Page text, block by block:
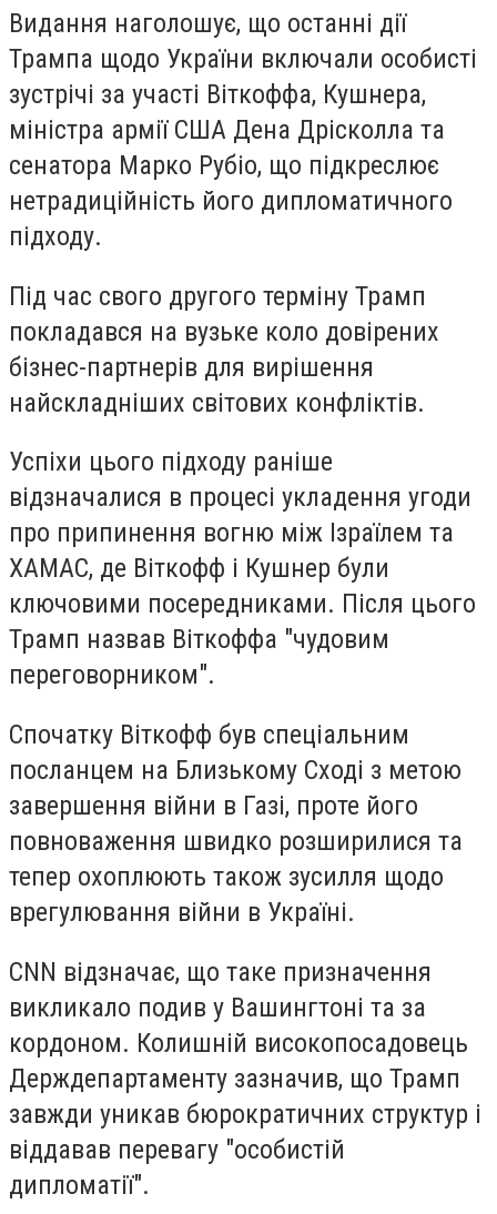
Видання наголошує, що останні дії
Трампа щодо України включали особисті
зустрічі за участі Віткоффа, Кушнера,
міністра армії США Дена Дрісколла та
сенатора Марко Рубіо, що підкреслює
нетрадиційність його дипломатичного
підходу.
Під час свого другого терміну Трамп
покладався на вузьке коло довірених
бізнес-партнерів для вирішення
найскладніших світових конфліктів.
Успіхи цього підходу раніше
відзначалися в процесі укладення угоди
про припинення вогню між Ізраїлем та
ХАМАС, де Віткофф і Кушнер були
ключовими посередниками. Після цього
Трамп назвав Віткоффа "чудовим
переговорником".
Спочатку Віткофф був спеціальним
посланцем на Близькому Сході з метою
завершення війни в Газі, проте його
повноваження швидко розширилися та
тепер охоплюють також зусилля щодо
врегулювання війни в Україні.
CNN відзначає, що таке призначення
викликало подив у Вашингтоні та за
кордоном. Колишній високопосадовець
Держдепартаменту зазначив, що Трамп
завжди уникав бюрократичних структур і
віддавав перевагу "особистій
дипломатії".